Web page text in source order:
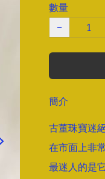
數量
−
簡介
古董珠寶迷
在市面上非
最迷人的是